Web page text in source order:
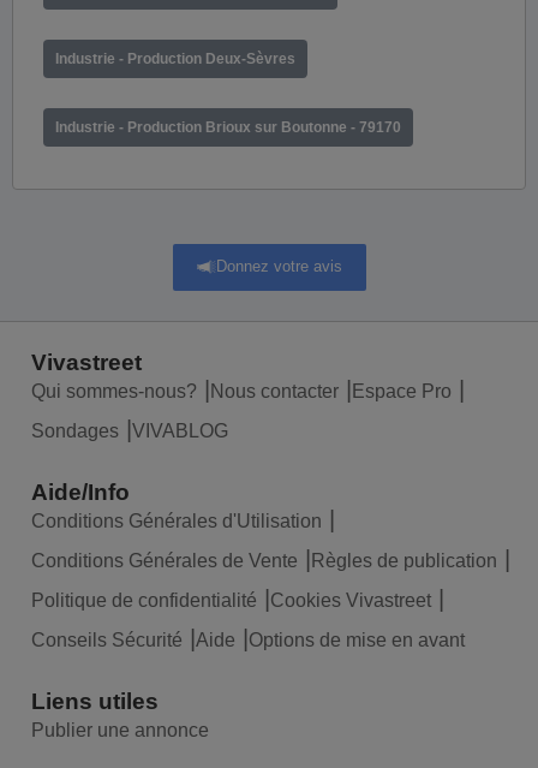
Industrie - Production Deux-Sèvres
Industrie - Production Brioux sur Boutonne - 79170
Donnez votre avis
Vivastreet
Qui sommes-nous? Nous contacter
Espace Pro
Sondages
VIVABLOG
Aide/Info
Conditions Générales d'Utilisation
Conditions Générales de Vente
Règles de publication
Politique de confidentialité
Cookies Vivastreet
Conseils Sécurité
Aide Options de mise en avant
Liens utiles
Publier une annonce